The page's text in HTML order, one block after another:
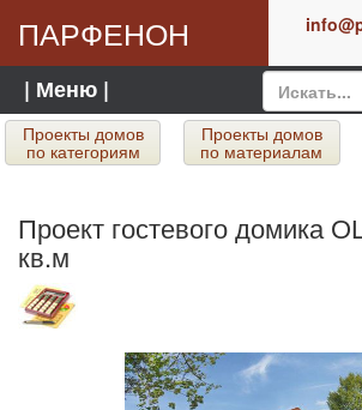
ПАРФЕНОН
| Меню |
Проекты домов
по категориям
Проекты домов
по материалам
Проект гостевого домика
кв.м